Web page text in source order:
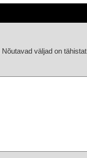
Nõutavad väljad on